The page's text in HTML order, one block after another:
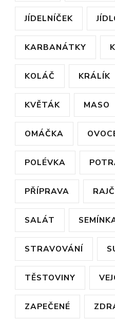
JÍDELNÍČEK
KARBANÁTKY
KOLÁČ KRÁLÍK
KVĚTÁK MASO
OMÁČKA
POLÉVKA
PŘÍPRAVA
SALÁT
STRAVOVÁNÍ
TĚSTOVINY
ZAPEČENÉ